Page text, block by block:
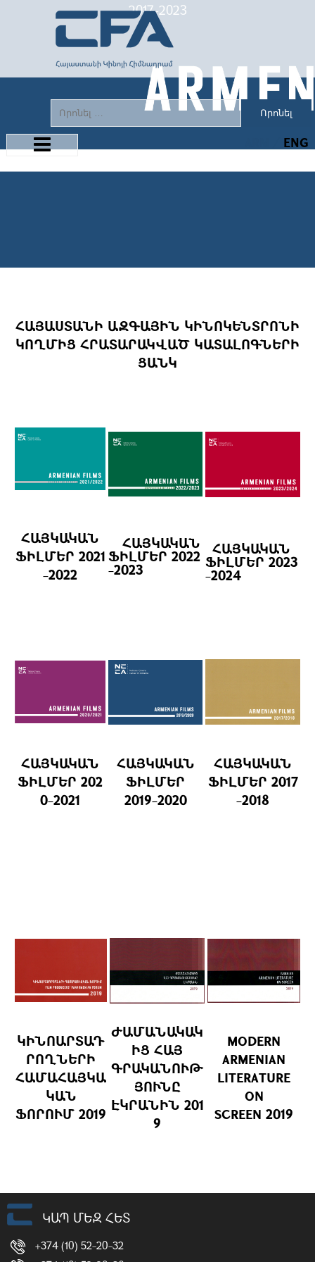
Որոնել
ENG
2017-2023
ՀԱՅԱՍՏԱՆԻ ԱԶԳԱՅԻՆ ԿԻՆՈԿԵՆՏՐՈՆԻ
ԿՈՂՄԻՑ ՀՐԱՏԱՐԱԿՎԱԾ ԿԱՏԱԼՈԳՆԵՐԻ
ՑԱՆԿ
ՀԱՅԿԱԿԱՆ
ՖԻԼՄԵՐ 2021
-2022
ՀԱՅԿԱԿԱՆ
ՖԻԼՄԵՐ 2022
-2023
ՀԱՅԿԱԿԱՆ
ՖԻԼՄԵՐ 2023
-2024
ՀԱՅԿԱԿԱՆ
ՖԻԼՄԵՐ 202
0-2021
ՀԱՅԿԱԿԱՆ
ՖԻԼՄԵՐ
2019-2020
ՀԱՅԿԱԿԱՆ
ՖԻԼՄԵՐ 2017
-2018
ԿԻՆՈԱՐՏԱԴ
ՐՈՂՆԵՐԻ
ՀԱՄԱՀԱՅԿԱ
ԿԱՆ
ՖՈՐՈՒՄ 2019
ԺԱՄԱՆԱԿԱԿ
ԻՑ ՀԱՅ
ԳՐԱԿԱՆՈՒԹ
ՅՈՒՆԸ
ԷԿՐԱՆԻՆ 201
9
MODERN
ARMENIAN
LITERATURE
ON
SCREEN 2019
ԿԱՊ ՄԵԶ ՀԵՏ
+374 (10) 52-20-32